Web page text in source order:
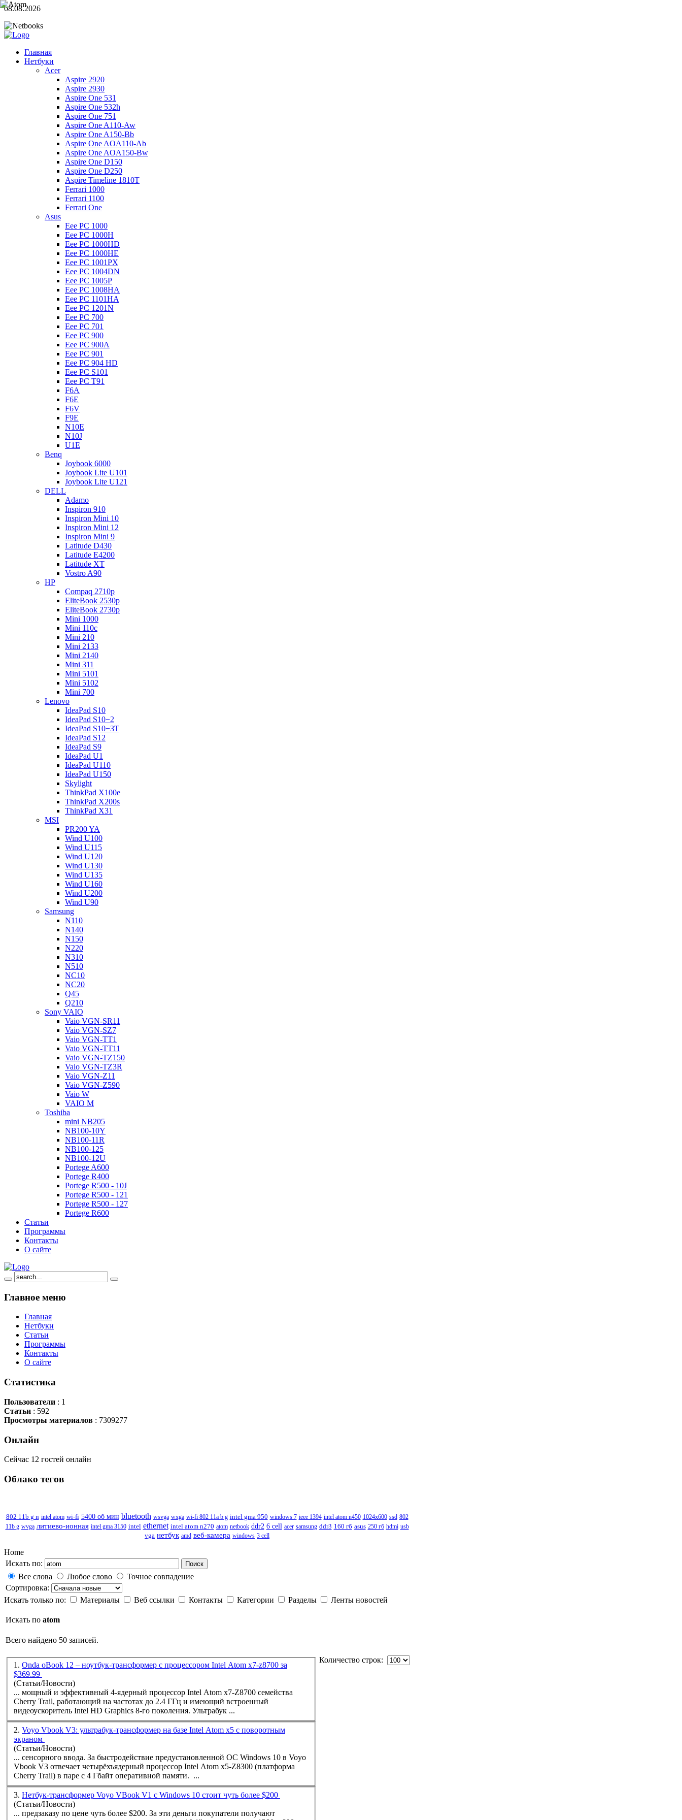
08.08.2026
Главная
Нетбуки
Acer
Aspire 2920
Aspire 2930
Aspire One 531
Aspire One 532h
Aspire One 751
Aspire One A110-Aw
Aspire One A150-Bb
Aspire One AOA110-Ab
Aspire One AOA150-Bw
Aspire One D150
Aspire One D250
Aspire Timeline 1810T
Ferrari 1000
Ferrari 1100
Ferrari One
Asus
Eee PC 1000
Eee PC 1000H
Eee PC 1000HD
Eee PC 1000HE
Eee PC 1001PX
Eee PC 1004DN
Eee PC 1005P
Eee PC 1008HA
Eee PC 1101HA
Eee PC 1201N
Eee PC 700
Eee PC 701
Eee PC 900
Eee PC 900A
Eee PC 901
Eee PC 904 HD
Eee PC S101
Eee PC T91
F6A
F6E
F6V
F9E
N10E
N10J
U1E
Benq
Joybook 6000
Joybook Lite U101
Joybook Lite U121
DELL
Adamo
Inspiron 910
Inspiron Mini 10
Inspiron Mini 12
Inspiron Mini 9
Latitude D430
Latitude E4200
Latitude XT
Vostro A90
HP
Compaq 2710p
EliteBook 2530p
EliteBook 2730p
Mini 1000
Mini 110c
Mini 210
Mini 2133
Mini 2140
Mini 311
Mini 5101
Mini 5102
Mini 700
Lenovo
IdeaPad S10
IdeaPad S10−2
IdeaPad S10−3T
IdeaPad S12
IdeaPad S9
IdeaPad U1
IdeaPad U110
IdeaPad U150
Skylight
ThinkPad X100e
ThinkPad X200s
ThinkPad X31
MSI
PR200 YA
Wind U100
Wind U115
Wind U120
Wind U130
Wind U135
Wind U160
Wind U200
Wind U90
Samsung
N110
N140
N150
N220
N310
N510
NC10
NC20
Q45
Q210
Sony VAIO
Vaio VGN-SR11
Vaio VGN-SZ7
Vaio VGN-TT1
Vaio VGN-TT11
Vaio VGN-TZ150
Vaio VGN-TZ3R
Vaio VGN-Z11
Vaio VGN-Z590
Vaio W
VAIO M
Toshiba
mini NB205
NB100-10Y
NB100-11R
NB100-125
NB100-12U
Portege A600
Portege R400
Portege R500 - 10J
Portege R500 - 121
Portege R500 - 127
Portege R600
Статьи
Программы
Контакты
О сайте
Главное меню
Главная
Нетбуки
Статьи
Программы
Контакты
О сайте
Статистика
Пользователи : 1
Статьи : 592
Просмотры материалов : 7309277
Онлайн
Сейчас 12 гостей онлайн
Облако тегов
802 11b g n intel atom wi-fi 5400 об мин bluetooth wsvga wxga wi-fi 802 11a b g intel gma 950 windows 7 ieee 1394 intel atom n450 1024x600 ssd 802
11b g wvga литиево-ионная intel gma 3150 intel ethernet intel atom n270 atom netbook ddr2 6 cell acer samsung ddr3 160 гб asus 250 гб hdmi usb
vga нетбук amd веб-камера windows 3 cell
Home
Искать по:
Поиск
Все слова Любое слово
Точное совпадение
Сортировка:
Искать только по:
Материалы Веб ссылки Контакты Категории Разделы Ленты новостей
Искать по atom
Всего найдено 50 записей.
Количество строк:
1. Onda oBook 12 – ноутбук-трансформер с процессором Intel Atom x7-z8700 за
$369.99
(Статьи/Новости)
... мощный и эффективный 4-ядерный процессор Intel Atom x7-Z8700 семейства
Cherry Trail, работающий на частотах до 2.4 ГГц и имеющий встроенный
видеоускоритель Intel HD Graphics 8-го поколения. Ультрабук ...
2. Voyo Vbook V3: ультрабук-трансформер на базе Intel Atom x5 с поворотным
экраном
(Статьи/Новости)
... сенсорного ввода. За быстродействие предустановленной ОС Windows 10 в Voyo
Vbook V3 отвечает четырёхъядерный процессор Intel Atom x5-Z8300 (платформа
Cherry Trail) в паре с 4 Гбайт оперативной памяти. ...
3. Нетбук-трансформер Voyo VBook V1 с Windows 10 стоит чуть более $200
(Статьи/Новости)
... предзаказу по цене чуть более $200. За эти деньги покупатели получают